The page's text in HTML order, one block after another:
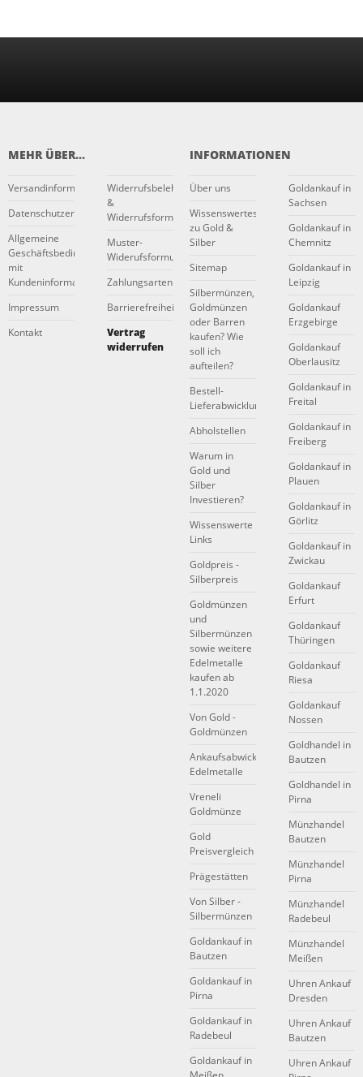
MEHR ÜBER...
Versandinformationen
Datenschutzerklärung
Allgemeine
Geschäftsbedingungen
mit
Kundeninformationen
Impressum
Kontakt
Widerrufsbelehrung
&
Widerrufsformular
Muster-
Widerufsformular
Zahlungsarten
Barrierefreiheitserklärung
Vertrag
widerrufen
INFORMATIONEN
Über uns
Wissenswertes
zu Gold &
Silber
Sitemap
Silbermünzen,
Goldmünzen
oder Barren
kaufen? Wie
soll ich
aufteilen?
Bestell-
Lieferabwicklung
Abholstellen
Warum in
Gold und
Silber
Investieren?
Wissenswerte
Links
Goldpreis -
Silberpreis
Goldmünzen
und
Silbermünzen
sowie weitere
Edelmetalle
kaufen ab
1.1.2020
Von Gold -
Goldmünzen
Ankaufsabwicklung
Edelmetalle
Vreneli
Goldmünze
Gold
Preisvergleich
Prägestätten
Von Silber -
Silbermünzen
Goldankauf in
Bautzen
Goldankauf in
Pirna
Goldankauf in
Radebeul
Goldankauf in
Goldankauf in
Sachsen
Goldankauf in
Chemnitz
Goldankauf in
Leipzig
Goldankauf
Erzgebirge
Goldankauf
Oberlausitz
Goldankauf in
Freital
Goldankauf in
Freiberg
Goldankauf in
Plauen
Goldankauf in
Görlitz
Goldankauf in
Zwickau
Goldankauf
Erfurt
Goldankauf
Thüringen
Goldankauf
Riesa
Goldankauf
Nossen
Goldhandel in
Bautzen
Goldhandel in
Pirna
Münzhandel
Bautzen
Münzhandel
Pirna
Münzhandel
Radebeul
Münzhandel
Meißen
Uhren Ankauf
Dresden
Uhren Ankauf
Bautzen
Uhren Ankauf